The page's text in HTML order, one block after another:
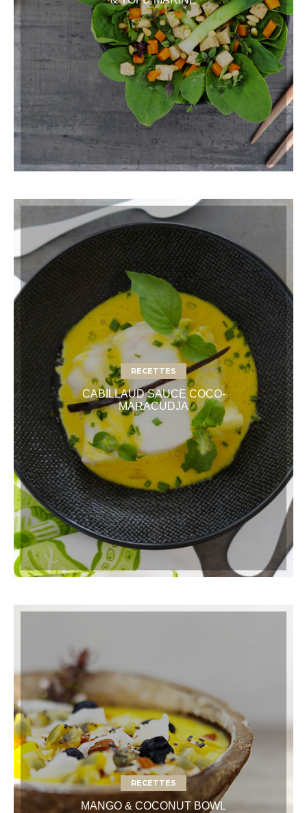
RECETTES
CABILLAUD SAUCE COCO-
MARACUDJA
RECETTES
MANGO & COCONUT BOWL